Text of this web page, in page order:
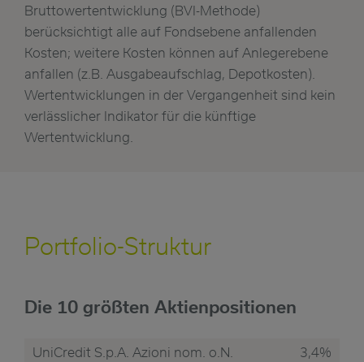
Bruttowertentwicklung (BVI-Methode)
berücksichtigt alle auf Fondsebene anfallenden
Kosten; weitere Kosten können auf Anlegerebene
anfallen (z.B. Ausgabeaufschlag, Depotkosten).
Wertentwicklungen in der Vergangenheit sind kein
verlässlicher Indikator für die künftige
Wertentwicklung.
Portfolio-Struktur
Die 10 größten Aktienpositionen
UniCredit S.p.A. Azioni nom. o.N.
3,4%